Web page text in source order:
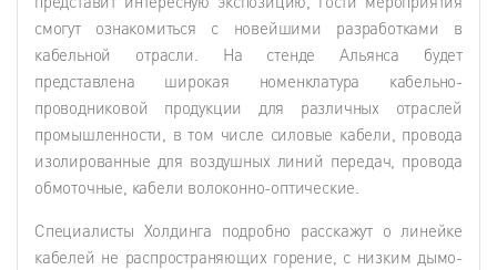
смогут ознакомиться с новейшими разработками в
кабельной отрасли. На стенде Альянса будет
представлена широкая номенклатура кабельно-
проводниковой продукции для различных отраслей
промышленности, в том числе силовые кабели, провода
изолированные для воздушных линий передач, провода
обмоточные, кабели волоконно-оптические.
Специалисты Холдинга подробно расскажут о линейке
кабелей не распространяющих горение, с низким дымо-